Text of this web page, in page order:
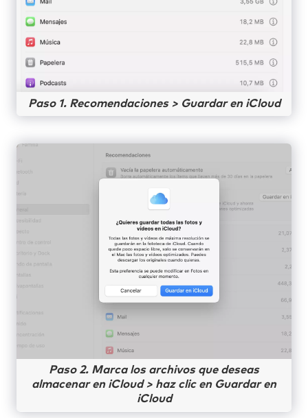
Paso 1. Recomendaciones > Guardar en iCloud
Paso 2. Marca los archivos que deseas
almacenar en iCloud > haz clic en Guardar en
iCloud